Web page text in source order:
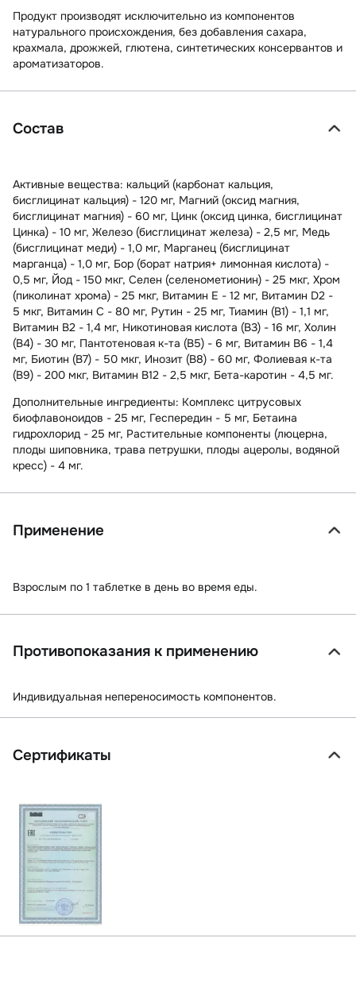
Продукт производят исключительно из компонентов
натурального происхождения, без добавления сахара,
крахмала, дрожжей, глютена, синтетических консервантов и
ароматизаторов.
Состав
Активные вещества: кальций (карбонат кальция,
бисглицинат кальция) - 120 мг, Магний (оксид магния,
бисглицинат магния) - 60 мг, Цинк (оксид цинка, бисглицинат
Цинка) - 10 мг, Железо (бисглицинат железа) - 2,5 мг, Медь
(бисглицинат меди) - 1,0 мг, Марганец (бисглицинат
марганца) - 1,0 мг, Бор (борат натрия+ лимонная кислота) -
0,5 мг, Йод - 150 мкг, Селен (селенометионин) - 25 мкг, Хром
(пиколинат хрома) - 25 мкг, Витамин Е - 12 мг, Витамин D2 -
5 мкг, Витамин С - 80 мг, Рутин - 25 мг, Тиамин (В1) - 1,1 мг,
Витамин В2 - 1,4 мг, Никотиновая кислота (В3) - 16 мг, Холин
(В4) - 30 мг, Пантотеновая к-та (В5) - 6 мг, Витамин В6 - 1,4
мг, Биотин (В7) - 50 мкг, Инозит (В8) - 60 мг, Фолиевая к-та
(В9) - 200 мкг, Витамин В12 - 2,5 мкг, Бета-каротин - 4,5 мг.
Дополнительные ингредиенты: Комплекс цитрусовых
биофлавоноидов - 25 мг, Геспередин - 5 мг, Бетаина
гидрохлорид - 25 мг, Растительные компоненты (люцерна,
плоды шиповника, трава петрушки, плоды ацеролы, водяной
кресс) - 4 мг.
Применение
Взрослым по 1 таблетке в день во время еды.
Противопоказания к применению
Индивидуальная непереносимость компонентов.
Сертификаты